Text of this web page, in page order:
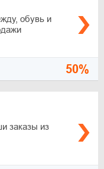
обувь и
50%
заказы из